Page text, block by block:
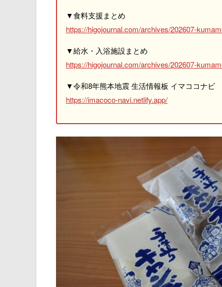
▼食料支援まとめ
https://higojournal.com/archives/202607-
▼給水・入浴施設まとめ
https://higojournal.com/archives/202607-
▼令和8年熊本地震 生活情報板 イマココナビ
https://imacoco-navi.netlify.app/